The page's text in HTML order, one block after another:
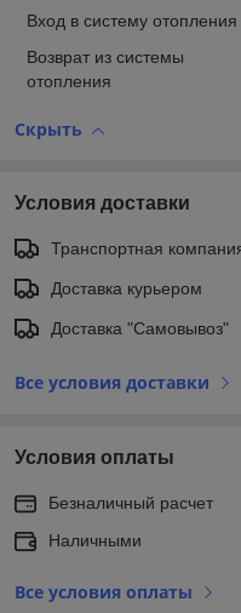
Вход в систему отопления
Возврат из системы
отопления
Скрыть
Условия доставки
Транспортная
Доставка курьером
Доставка "Самовывоз"
Все условия доставки
Условия оплаты
Безналичный расчет
Наличными
Все условия оплаты